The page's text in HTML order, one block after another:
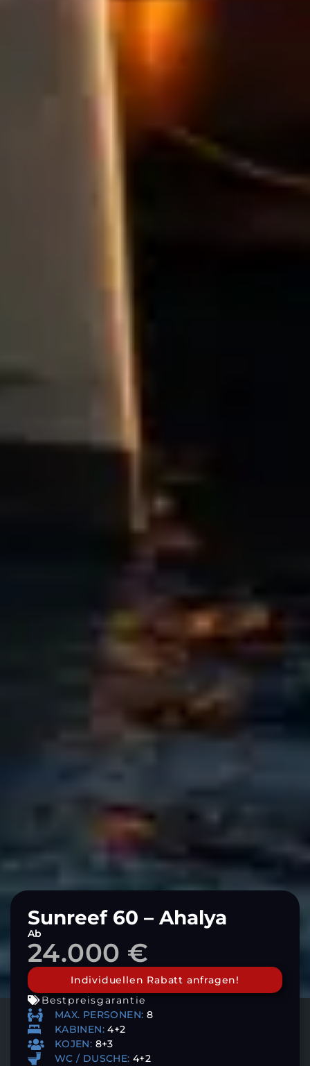
Sunreef 60 – Ahalya
Ab
24.000 €
Individuellen Rabatt anfragen!
Bestpreisgarantie
MAX. PERSONEN: 8
KABINEN:4+2
KOJEN: 8+3
WC / DUSCHE: 4+2